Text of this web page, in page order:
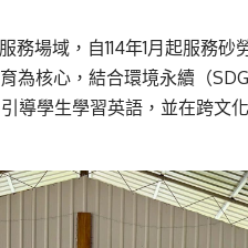
務場域，自114年1月起服務砂
為核心，結合環境永續（
導學生學習英語 ， 並在跨文